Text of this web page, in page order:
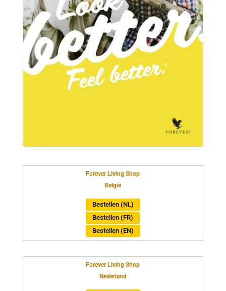
Forever Living Shop
België
Bestellen (NL)
Bestellen (FR)
Bestellen (EN)
Forever Living Shop
Nederland